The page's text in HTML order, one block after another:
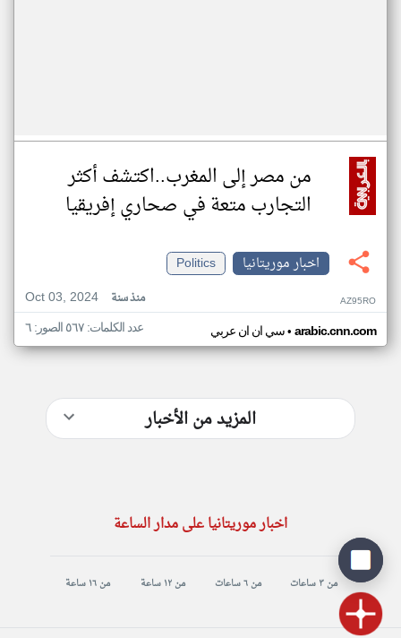
من مصر إلى المغرب..اكتشف أكثر
التجارب متعة في صحاري إفريقيا
اخبار موريتانيا
Politics
Oct 03, 2024
منذ سنة AZ95RO
سي ان ان عربي• arabic.cnn.com عدد الكلمات: ٥٦٧ الصور: ٦
المزيد من الأخبار
اخبار موريتانيا على مدار الساعة
من ٣ ساعات من ٦ ساعات من ١٢ ساعة من ١٦ ساعة